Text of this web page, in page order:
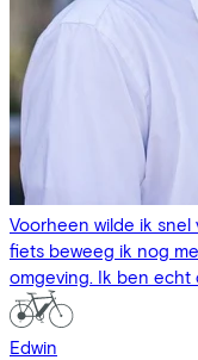
Voorheen wilde ik snel
fiets beweeg ik nog
omgeving. Ik ben echt
Edwin